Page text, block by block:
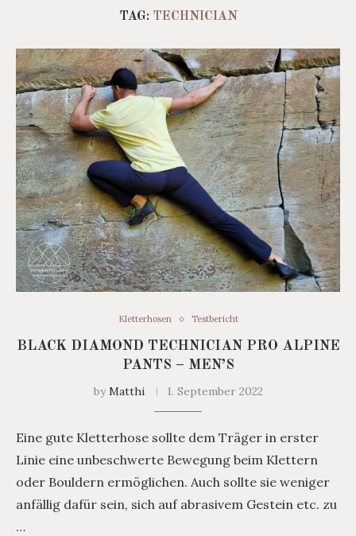
TAG: TECHNICIAN
Kletterhosen Testbericht
BLACK DIAMOND TECHNICIAN PRO ALPINE
PANTS – MEN’S
byMatthi 1. September 2022
Eine gute Kletterhose sollte dem Träger in erster
Linie eine unbeschwerte Bewegung beim Klettern
oder Bouldern ermöglichen. Auch sollte sie weniger
anfällig dafür sein, sich auf abrasivem Gestein etc. zu
…